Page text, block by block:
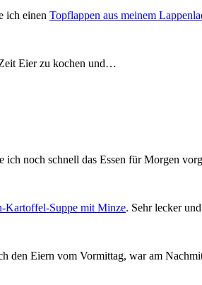
ich einen Topflappen aus meinem
Eier zu kochen und…
ich noch schnell das Essen für Morgen
Kartoffel-Suppe mit Minze. Sehr lecker
den Eiern vom Vormittag, war am